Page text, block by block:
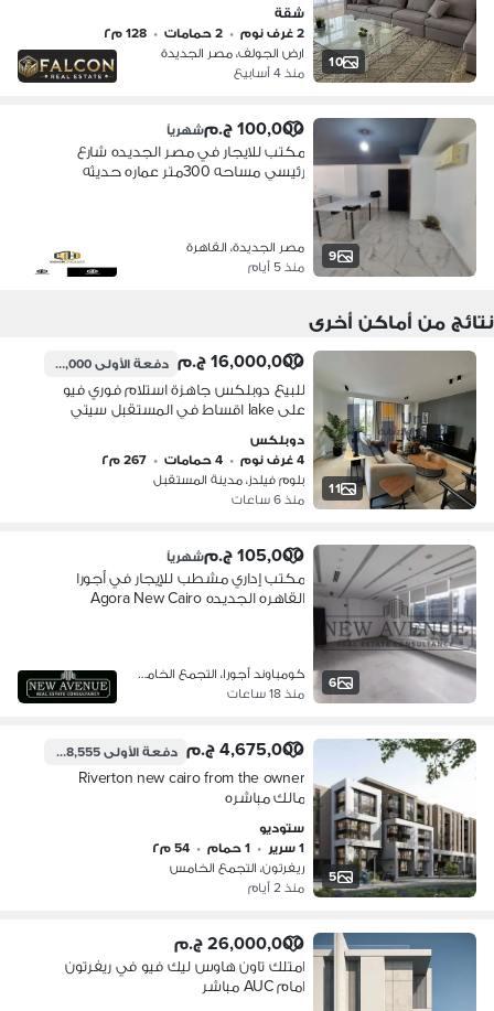
10
نصر و التجمع الخامس و اكاديمية شرطه
شقة
2 غرف نوم
• 2 حمامات • 128 م٢
ارض الجولف، مصر الجديدة
منذ 4 أسابيع
9
100,000 ج.م شهرياً
مكتب للايجار في مصر الجديده شارع
رئيسي مساحه 300متر عماره حديثه
مصر الجديدة، القاهرة
منذ 5 أيام
نتائج من أماكن أخرى
11
16,000,000 ج.م دفعة الأولى2,400,000 ج.م
للبيع دوبلكس جاهزة استلام فوري فيو
على lake اقساط في المستقبل سيتي
دوبلكس
4 غرف نوم
• 4 حمامات • 267 م٢
بلوم فيلدز، مدينة المستقبل
منذ 6 ساعات
6
105,000 ج.م شهرياً
مكتب إداري مشطب للإيجار في أجورا
القاهره الجديده Agora New Cairo
كومباوند أجورا، التجمع الخامس
منذ 18 ساعات
5
4,675,000 ج.م دفعة الأولى1,118,555 ج.م
Riverton new cairo from the owner
مالك مباشره
ستوديو
1 سرير
• 1 حمام • 54 م٢
ريفرتون، التجمع الخامس
منذ 2 أيام
26,000,000 ج.م
امتلك تاون هاوس ليك فيو في ريفرتون
امام AUC مباشر